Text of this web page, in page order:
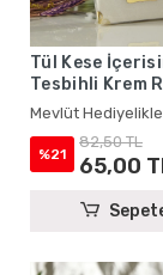
Tül Kese
Tesbihli Krem
Şantuk Yasin
Mevlüt
Mevlüt
%21
82,50 TL
65,00